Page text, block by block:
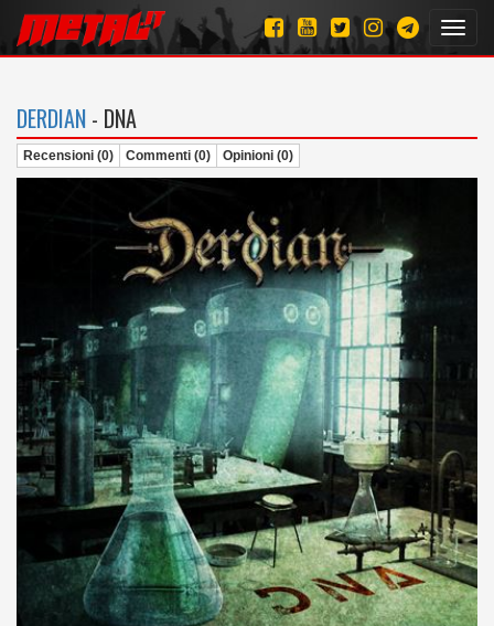
DERDIAN - DNA
Recensioni (0) Commenti (0) Opinioni (0)